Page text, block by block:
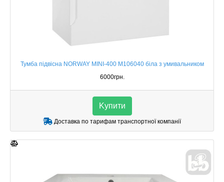
Тумба підвісна NORWAY MINI-400 M106040 біла з умивальником
6000грн.
Kупити
Доставка по тарифам транспортної компанії